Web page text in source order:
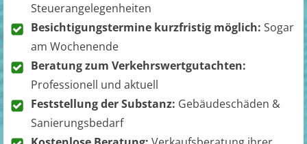
Steuerangelegenheiten
Besichtigungstermine kurzfristig möglich: Sogar
am Wochenende
Beratung zum Verkehrswertgutachten:
Professionell und aktuell
Feststellung der Substanz: Gebäudeschäden &
Sanierungsbedarf